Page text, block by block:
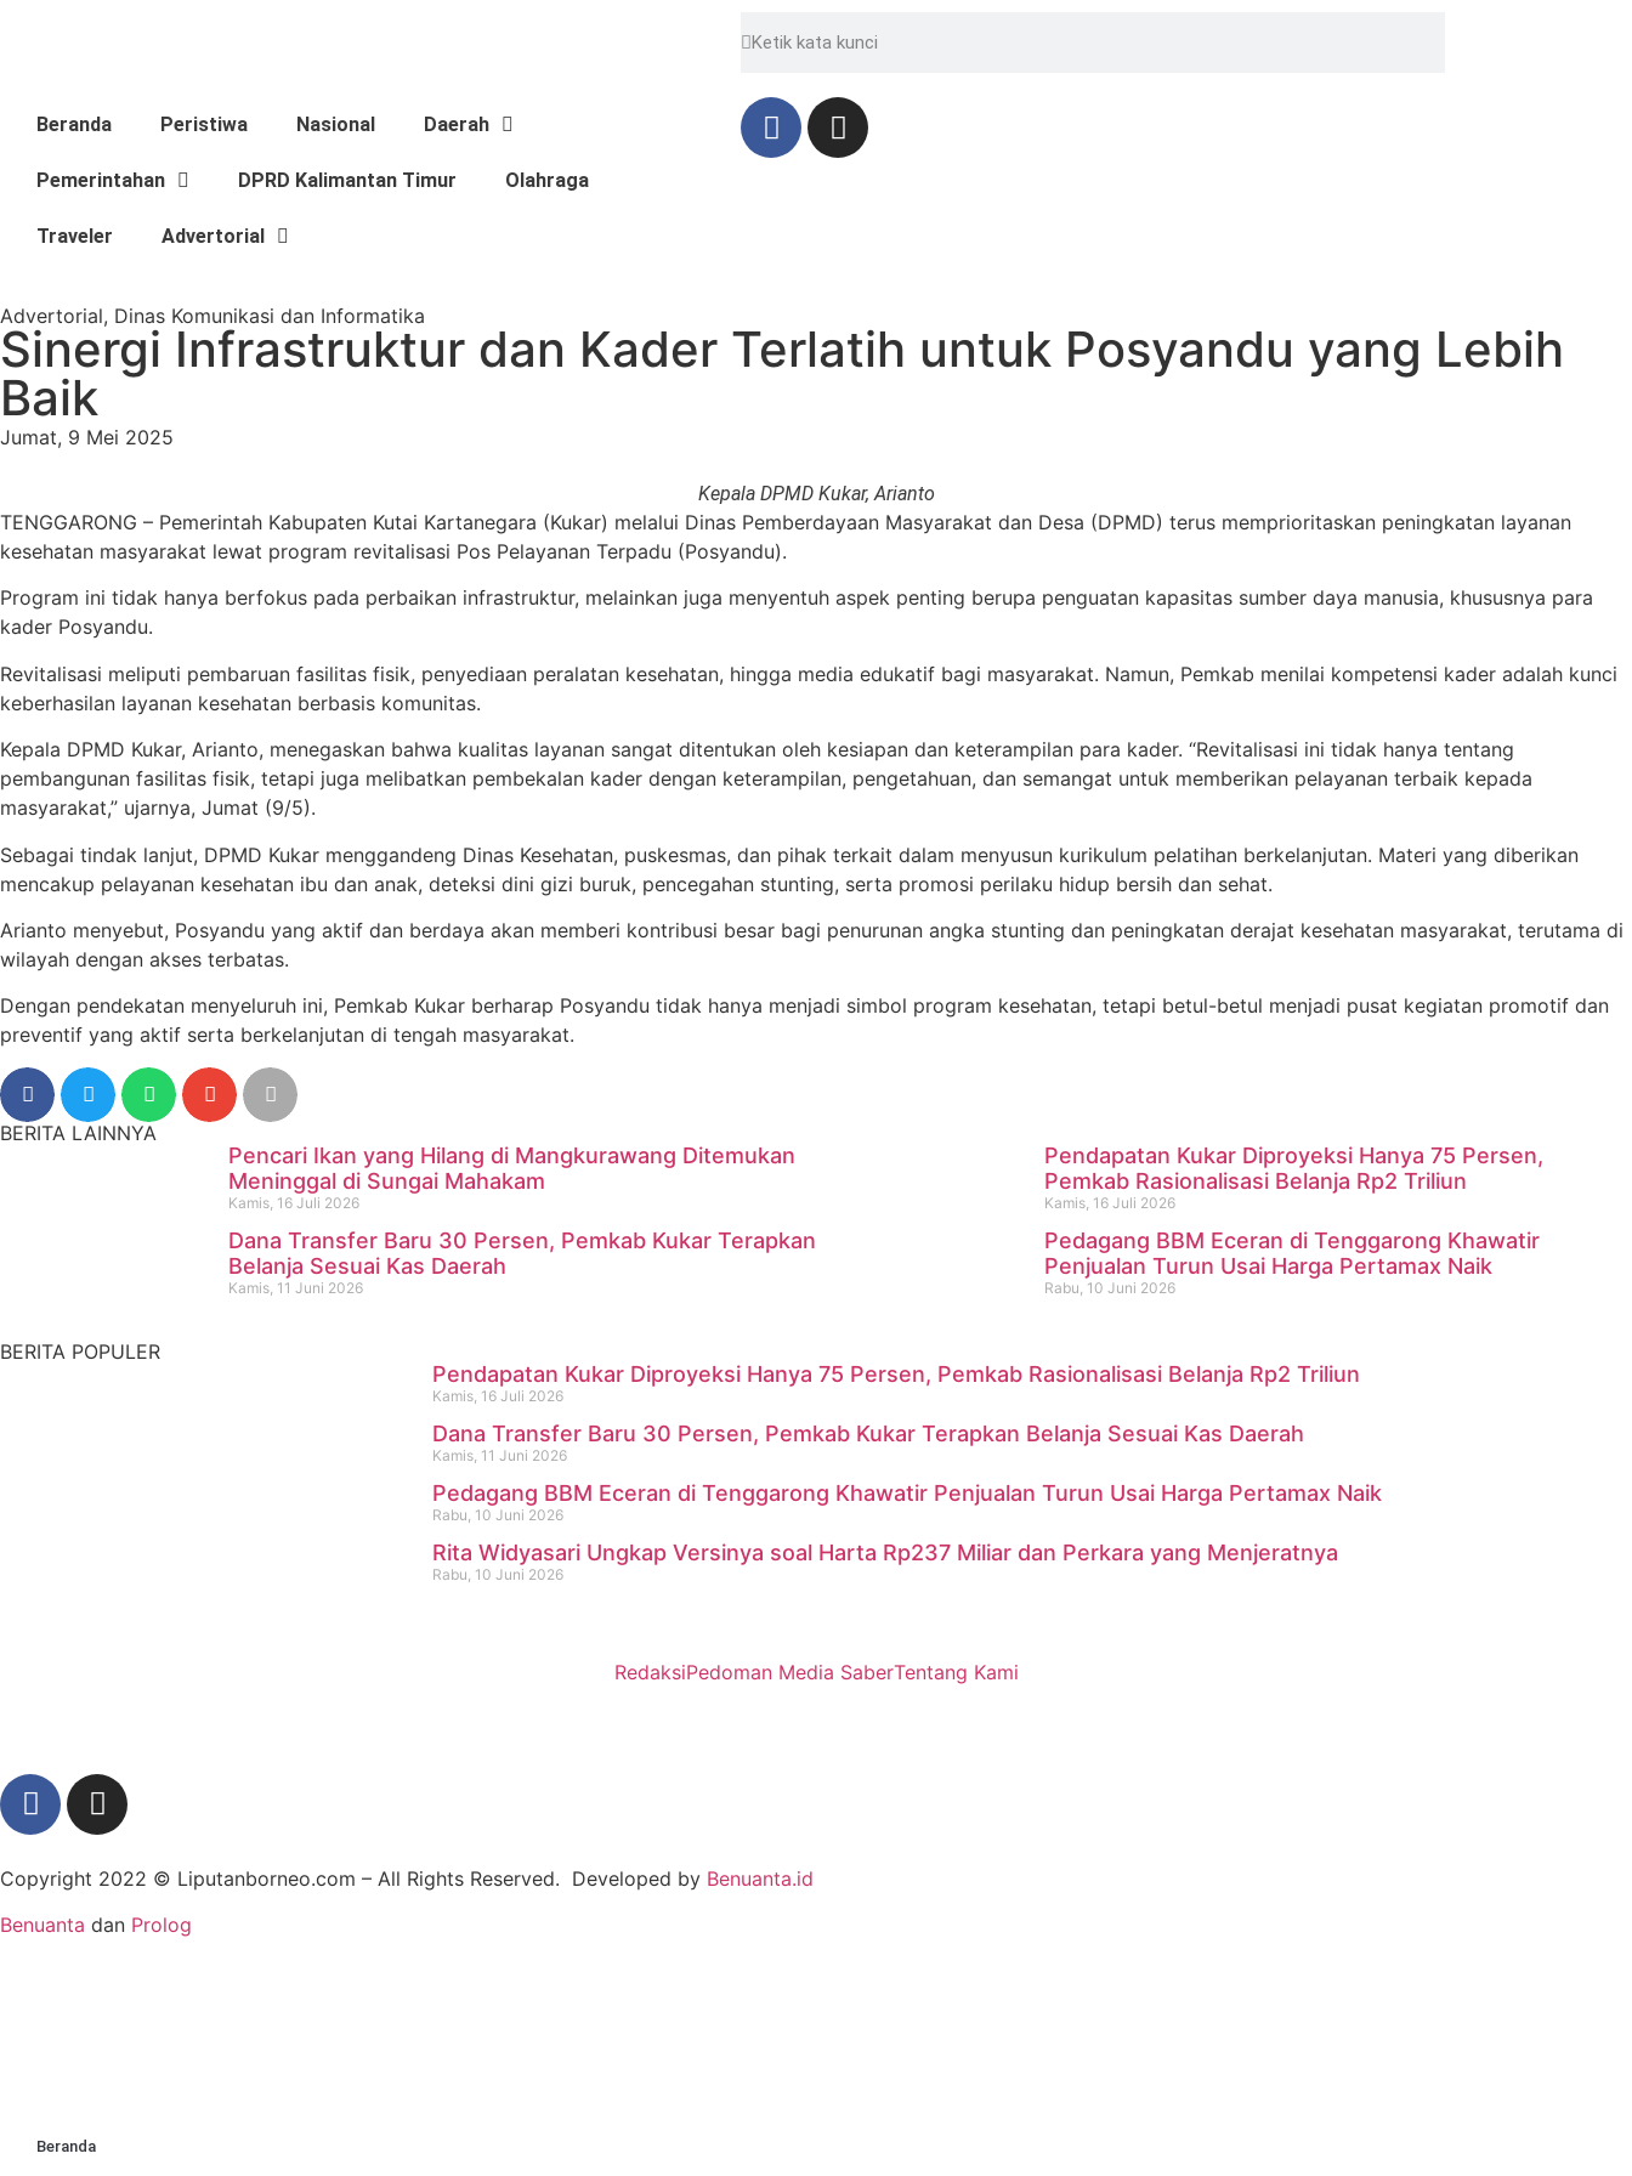
Beranda Peristiwa Nasional Daerah
Pemerintahan DPRD Kalimantan Timur Olahraga
Traveler Advertorial
Advertorial, Dinas Komunikasi dan Informatika
Sinergi Infrastruktur dan Kader Terlatih untuk Posyandu yang Lebih
Baik
Jumat, 9 Mei 2025
Kepala DPMD Kukar, Arianto
TENGGARONG – Pemerintah Kabupaten Kutai Kartanegara (Kukar) melalui Dinas Pemberdayaan Masyarakat dan Desa (DPMD) terus memprioritaskan peningkatan layanan
kesehatan masyarakat lewat program revitalisasi Pos Pelayanan Terpadu (Posyandu).
Program ini tidak hanya berfokus pada perbaikan infrastruktur, melainkan juga menyentuh aspek penting berupa penguatan kapasitas sumber daya manusia, khususnya para
kader Posyandu.
Revitalisasi meliputi pembaruan fasilitas fisik, penyediaan peralatan kesehatan, hingga media edukatif bagi masyarakat. Namun, Pemkab menilai kompetensi kader adalah kunci
keberhasilan layanan kesehatan berbasis komunitas.
Kepala DPMD Kukar, Arianto, menegaskan bahwa kualitas layanan sangat ditentukan oleh kesiapan dan keterampilan para kader. “Revitalisasi ini tidak hanya tentang
pembangunan fasilitas fisik, tetapi juga melibatkan pembekalan kader dengan keterampilan, pengetahuan, dan semangat untuk memberikan pelayanan terbaik kepada
masyarakat,” ujarnya, Jumat (9/5).
Sebagai tindak lanjut, DPMD Kukar menggandeng Dinas Kesehatan, puskesmas, dan pihak terkait dalam menyusun kurikulum pelatihan berkelanjutan. Materi yang diberikan
mencakup pelayanan kesehatan ibu dan anak, deteksi dini gizi buruk, pencegahan stunting, serta promosi perilaku hidup bersih dan sehat.
Arianto menyebut, Posyandu yang aktif dan berdaya akan memberi kontribusi besar bagi penurunan angka stunting dan peningkatan derajat kesehatan masyarakat, terutama di
wilayah dengan akses terbatas.
Dengan pendekatan menyeluruh ini, Pemkab Kukar berharap Posyandu tidak hanya menjadi simbol program kesehatan, tetapi betul-betul menjadi pusat kegiatan promotif dan
preventif yang aktif serta berkelanjutan di tengah masyarakat.
BERITA LAINNYA
Pencari Ikan yang Hilang di Mangkurawang Ditemukan
Meninggal di Sungai Mahakam
Kamis, 16 Juli 2026
Pendapatan Kukar Diproyeksi Hanya 75 Persen,
Pemkab Rasionalisasi Belanja Rp2 Triliun
Kamis, 16 Juli 2026
Dana Transfer Baru 30 Persen, Pemkab Kukar Terapkan
Belanja Sesuai Kas Daerah
Kamis, 11 Juni 2026
Pedagang BBM Eceran di Tenggarong Khawatir
Penjualan Turun Usai Harga Pertamax Naik
Rabu, 10 Juni 2026
Pencari Ikan yang Hilang di Mangkurawang Ditemukan Meninggal di Sungai Mahakam
BERITA POPULER
Pendapatan Kukar Diproyeksi Hanya 75 Persen, Pemkab Rasionalisasi Belanja Rp2 Triliun
Kamis, 16 Juli 2026
Dana Transfer Baru 30 Persen, Pemkab Kukar Terapkan Belanja Sesuai Kas Daerah
Kamis, 11 Juni 2026
Pedagang BBM Eceran di Tenggarong Khawatir Penjualan Turun Usai Harga Pertamax Naik
Rabu, 10 Juni 2026
Rita Widyasari Ungkap Versinya soal Harta Rp237 Miliar dan Perkara yang Menjeratnya
Rabu, 10 Juni 2026
RedaksiPedoman Media SaberTentang Kami
Copyright 2022 © Liputanborneo.com – All Rights Reserved. Developed by Benuanta.id
Benuanta dan Prolog
Beranda